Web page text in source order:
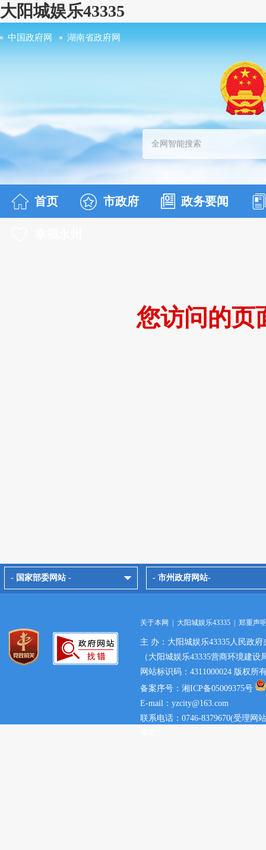
大阳城娱乐43335
中国政府网 湖南省政府网
首页 市政府 政务要闻
您访问的页
- 国家部委网站 - - 市州政府网站-
关于本网 大阳城娱乐43335 郑重声
主 办：大阳城娱乐43335人民政
（大阳城娱乐43335营商环境建设
网站标识码：4311000024 版权所
备案序号：湘ICP备05009375号
E-mail：yzcity@163.com
联系电话：0746-8379670(受理网